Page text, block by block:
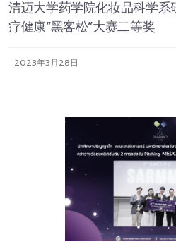
清迈大学药学院化妆品科学
疗健康“黑客松”大赛二等奖
2023年3月28日